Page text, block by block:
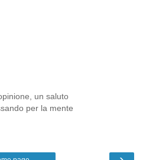
un saluto
per la mente